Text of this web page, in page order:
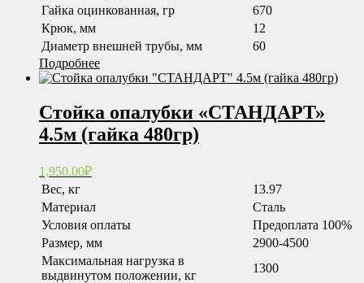
Гайка оцинкованная, гр
670
Крюк, мм
12
Диаметр внешней трубы, мм
60
Подробнее
Стойка опалубки «СТАНДАРТ»
4.5м (гайка 480гр)
1,950.00₽
Вес, кг
13.97
Материал
Сталь
Условия оплаты
Предоплата 100%
Размер, мм
2900-4500
Максимальная нагрузка в
выдвинутом положении, кг
1300